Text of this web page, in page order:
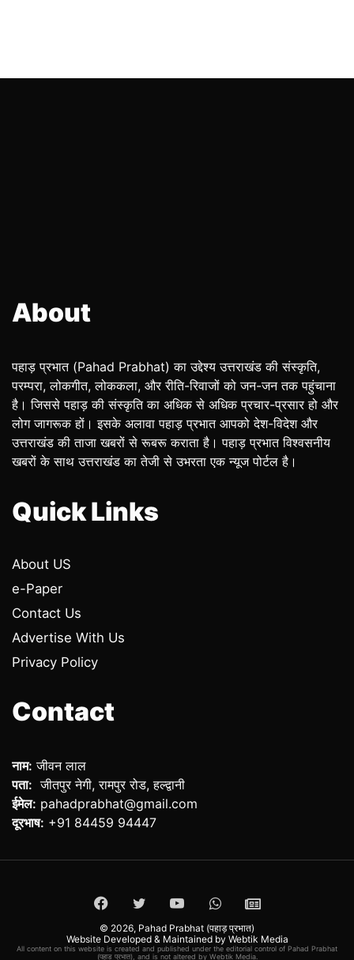
About
पहाड़ प्रभात (Pahad Prabhat) का उद्देश्य उत्तराखंड की संस्कृति,
परम्परा, लोकगीत, लोककला, और रीति-रिवाजों को जन-जन तक पहुंचाना
है। जिससे पहाड़ की संस्कृति का अधिक से अधिक प्रचार-प्रसार हो और
लोग जागरूक हों। इसके अलावा पहाड़ प्रभात आपको देश-विदेश और
उत्तराखंड की ताजा खबरों से रूबरू कराता है। पहाड़ प्रभात विश्वसनीय
खबरों के साथ उत्तराखंड का तेजी से उभरता एक न्यूज पोर्टल है।
Quick Links
About US
e-Paper
Contact Us
Advertise With Us
Privacy Policy
Contact
नाम: जीवन लाल
पता: जीतपुर नेगी, रामपुर रोड, हल्द्वानी
ईमेल: pahadprabhat@gmail.com
दूरभाष: +91 84459 94447
Facebook
TwitterYouTubeWhatsApp
ePaper
© 2026, Pahad Prabhat (पहाड़ प्रभात)
Website Developed & Maintained by Webtik Media
All content on this website is created and published under the editorial control of Pahad Prabhat
(पहाड़ प्रभात), and is not altered by Webtik Media.